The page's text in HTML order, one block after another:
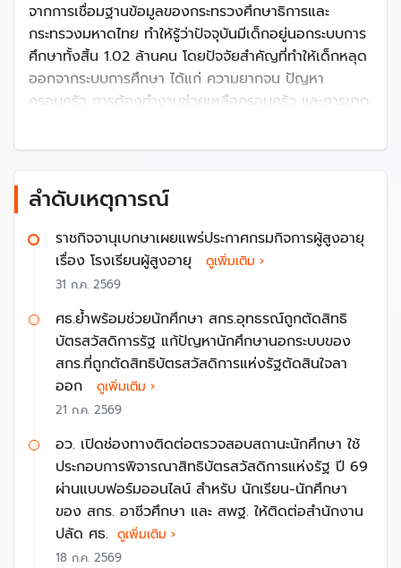
จากการเชื่อมฐานข้อมูลของกระทรวงศึกษาธิการและ
กระทรวงมหาดไทย ทำให้รู้ว่าปัจจุบันมีเด็กอยู่นอกระบบการ
ศึกษาทั้งสิ้น 1.02 ล้านคน โดยปัจจัยสำคัญที่ทำให้เด็กหลุด
ออกจากระบบการศึกษา ได้แก่ ความยากจน ปัญหา
ครอบครัว การต้องทำงานช่วยเหลือครอบครัว และการขาด
สังคมและพัฒนาอนาคตของประเทศ การที่เด็กหลุดออก
จากระบบการศึกษาไม่เพียงแต่ทำให้พวกเขาขาดโอกาสใน
การพัฒนาตนเอง แต่ยังส่งผลต่อเศรษฐกิจและสังคมโดย
รวมอีกด้วย ด้วยเหตุนี้ นโยบาย Zero Dropout จึงถูกจัด
ตั้งขึ้นเพื่อแก้ไขปัญหาเหล่านี้และส่งเสริมการศึกษาให้แก่
เด็กทุกคน โดยมีขั้นตอนการดำเนินงานดังนี้
1. การค้นหาและติดตามเด็กนอกระบบการศึกษา:
ใช้ข้อมูลจากหน่วยงานต่างๆ เช่น กระทรวงศึกษาธิการ
กระทรวงมหาดไทย และอื่น ๆ เพื่อค้นหาและติดตามเด็กที่
หลุดออกจากระบบการศึกษา
จัดทำฐานข้อมูลที่เป็นระบบและเชื่อมโยงข้อมูลระหว่างหน่วย
งาน เพื่อให้สามารถติดตามเด็กที่อยู่ในความเสี่ยงได้อย่างมี
ประสิทธิภาพ และอัปเดตทุก ๆ ภาคเรียน
ประกาศมติคณะรัฐมนตรีเพื่อกระจายอำนาจให้แต่ละจังหวัด
สามารถจัดตั้งทีมติดตามเด็กกลับมาเรียน เพื่อให้แก้ไข
ปัญหาได้อย่างคล่องตัว
ลำดับเหตุการณ์
ราชกิจจานุเบกษาเผยแพร่ประกาศกรมกิจการผู้สูงอายุ
เรื่อง โรงเรียนผู้สูงอายุ
ดูเพิ่มเติม ›
31 ก.ค. 2569
ศธ.ย้ำพร้อมช่วยนักศึกษา สกร.อุทธรณ์ถูกตัดสิทธิ
บัตรสวัสดิการรัฐ แก้ปัญหานักศึกษานอกระบบของ
สกร.ที่ถูกตัดสิทธิบัตรสวัสดิการแห่งรัฐตัดสินใจลา
ออก
ดูเพิ่มเติม ›
21 ก.ค. 2569
อว. เปิดช่องทางติดต่อตรวจสอบสถานะนักศึกษา ใช้
ประกอบการพิจารณาสิทธิบัตรสวัสดิการแห่งรัฐ ปี 69
ผ่านแบบฟอร์มออนไลน์ สำหรับ นักเรียน-นักศึกษา
ของ สกร. อาชีวศึกษา และ สพฐ. ให้ติดต่อสำนักงาน
ปลัด ศธ. ดูเพิ่มเติม ›
18 ก.ค. 2569